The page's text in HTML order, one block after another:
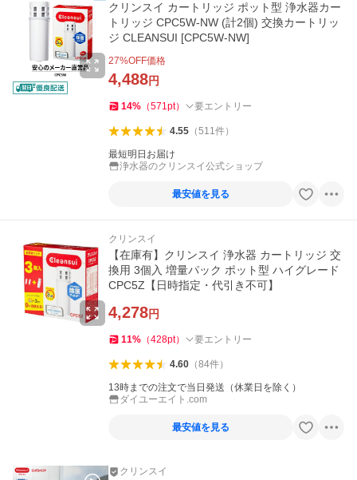
クリンスイ カートリッジ ポット型 浄水器カー
トリッジ CPC5W-NW (計2個) 交換カートリッ
ジ CLEANSUI [CPC5W-NW]
27%OFF価格
4,488円
14% （571pt） 要エントリー
4.55（511件）
最短明日お届け
浄水器のクリンスイ公式ショップ
最安値を見る
クリンスイ
【在庫有】クリンスイ 浄水器 カートリッジ 交
換用 3個入 増量パック ポット型 ハイグレード
CPC5Z【日時指定・代引き不可】
4,278円
11% （428pt） 要エントリー
4.60（84件）
13時までの注文で当日発送（休業日を除く）
ダイユーエイト.com
最安値を見る
クリンスイ